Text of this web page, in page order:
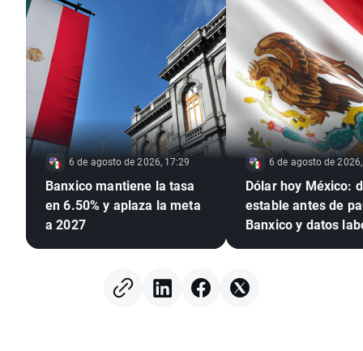
6 de agosto de 2026, 17:29
Banxico mantiene la tasa
en 6.50% y aplaza la meta
a 2027
6 de agosto de
Dólar hoy México:
estable antes de
Banxico y datos